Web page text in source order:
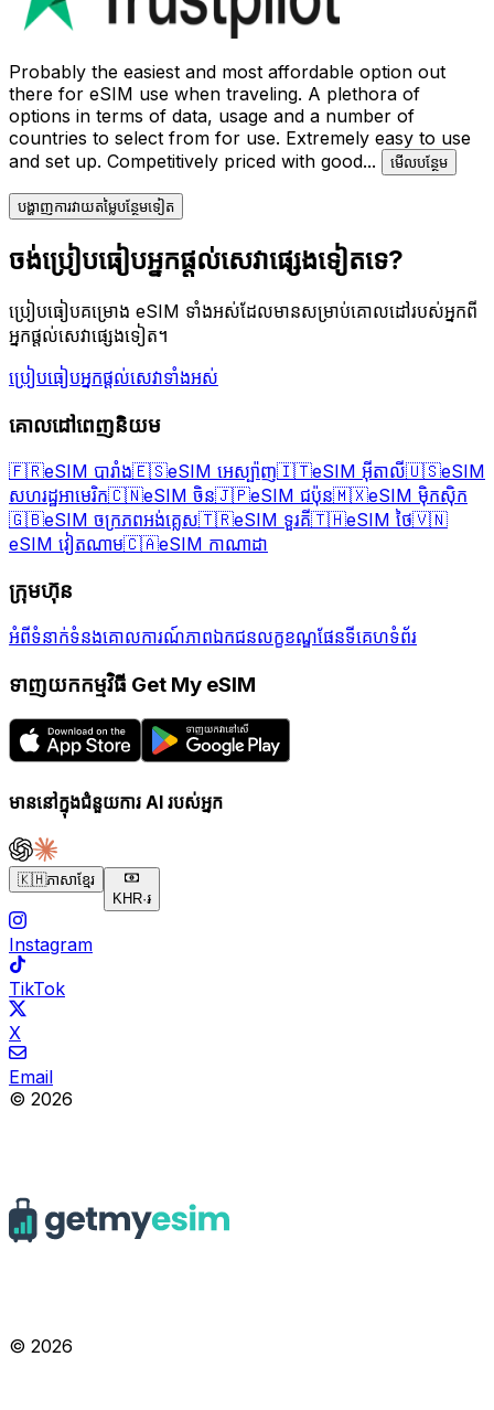
Probably the easiest and most affordable option out
there for eSIM use when traveling. A plethora of
options in terms of data, usage and a number of
countries to select from for use. Extremely easy to use
and set up. Competitively priced with good... មើល​បន្ថែម
បង្ហាញការវាយតម្លៃបន្ថែមទៀត
ចង់ប្រៀបធៀបអ្នកផ្តល់សេវាផ្សេងទៀតទេ?
ប្រៀបធៀបគម្រោង eSIM ទាំងអស់ដែលមានសម្រាប់គោលដៅរបស់អ្នកពី
អ្នកផ្តល់សេវាផ្សេងទៀត។
ប្រៀបធៀបអ្នកផ្តល់សេវាទាំងអស់
គោលដៅពេញនិយម
🇫🇷eSIM បារាំង🇪🇸eSIM អេស្ប៉ាញ🇮🇹eSIM អ៊ីតាលី🇺🇸eSIM
សហរដ្ឋអាមេរិក🇨🇳eSIM ចិន🇯🇵eSIM ជប៉ុន🇲🇽eSIM ម៉ិកស៊ិក
🇬🇧eSIM ចក្រភពអង់គ្លេស🇹🇷eSIM ទួរគី🇹🇭eSIM ថៃ🇻🇳
eSIM វៀតណាម🇨🇦eSIM កាណាដា
ក្រុមហ៊ុន
អំពីទំនាក់ទំនងគោលការណ៍ភាពឯកជនលក្ខខណ្ឌផែនទីគេហទំព័រ
ទាញយកកម្មវិធី Get My eSIM
មាននៅក្នុងជំនួយការ AI របស់អ្នក
🇰🇭ភាសាខ្មែរ
KHR·៛
Instagram
TikTok
X
Email
© 2026
© 2026